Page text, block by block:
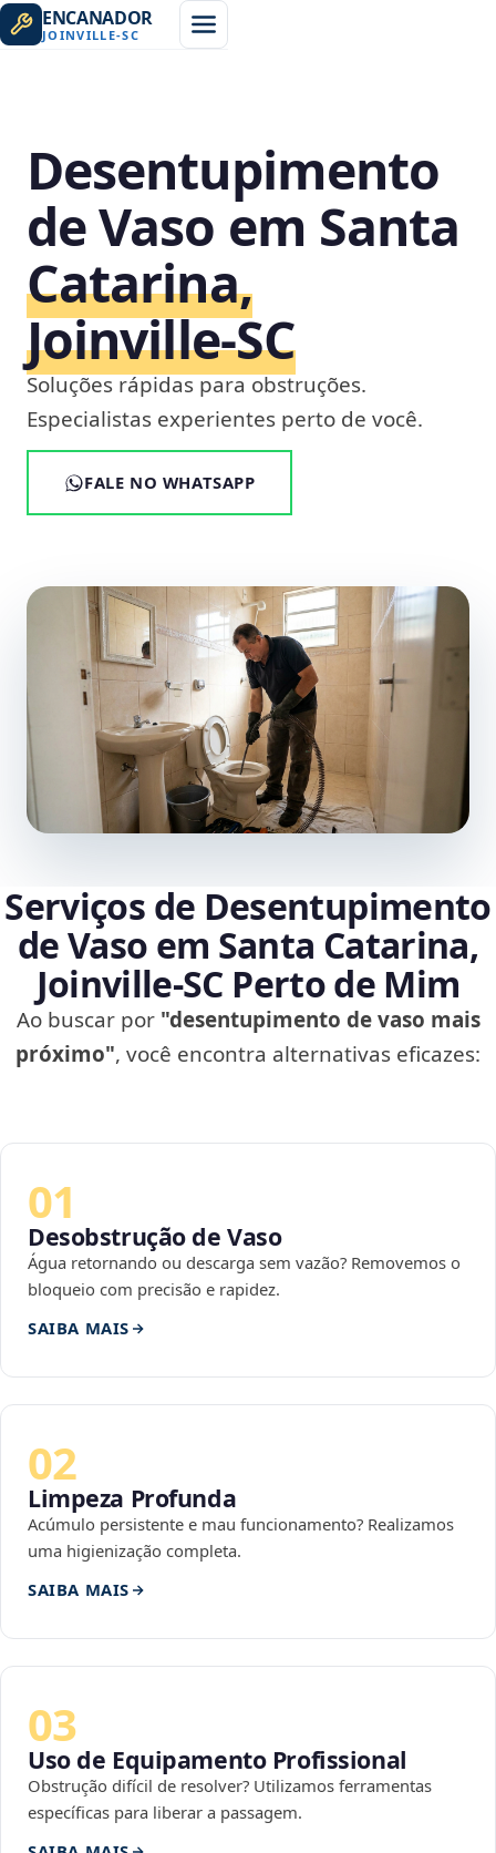
ENCANADOR
JOINVILLE-SC
Desentupimento
de Vaso em Santa
Catarina,
Joinville‑SC
Soluções rápidas para obstruções.
Especialistas experientes perto de você.
FALE NO WHATSAPP
Serviços de Desentupimento
de Vaso em Santa Catarina,
Joinville‑SC Perto de Mim
Ao buscar por "desentupimento de vaso mais
próximo", você encontra alternativas eficazes:
01
Desobstrução de Vaso
Água retornando ou descarga sem vazão? Removemos o
bloqueio com precisão e rapidez.
SAIBA MAIS
02
Limpeza Profunda
Acúmulo persistente e mau funcionamento? Realizamos
uma higienização completa.
SAIBA MAIS
03
Uso de Equipamento Profissional
Obstrução difícil de resolver? Utilizamos ferramentas
específicas para liberar a passagem.